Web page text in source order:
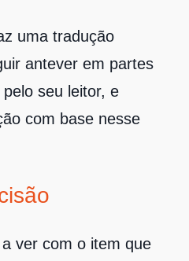
uma tradução
antever em partes
seu leitor, e
com base nesse
ver com o item que